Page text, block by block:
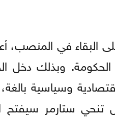
في المنصب،
وبذلك دخل
وسياسية
تنحي ستارمر